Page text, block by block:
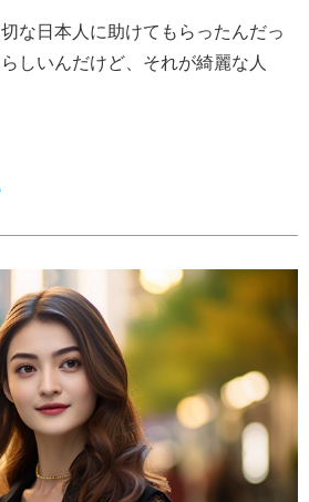
な日本人に助けてもらったんだっ
しいんだけど、それが綺麗な人